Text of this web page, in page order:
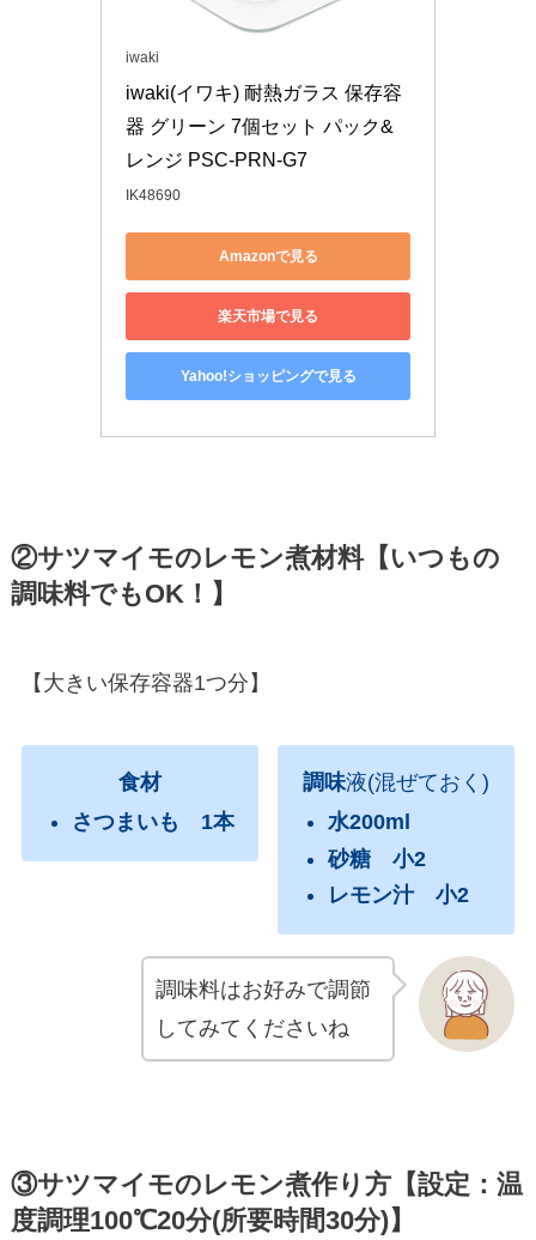
iwaki
iwaki(イワキ) 耐熱ガラス 保存容
器 グリーン 7個セット パック&
レンジ PSC-PRN-G7
IK48690
Amazonで見る
楽天市場で見る
Yahoo!ショッピングで見る
②サツマイモのレモン煮材料【いつもの
調味料でもOK！】
【大きい保存容器1つ分】
食材
さつまいも 1本
調味液(混ぜておく)
水200ml
砂糖 小2
レモン汁 小2
調味料はお好みで調節
してみてくださいね
③サツマイモのレモン煮作り方【設定：温
度調理100℃20分(所要時間30分)】